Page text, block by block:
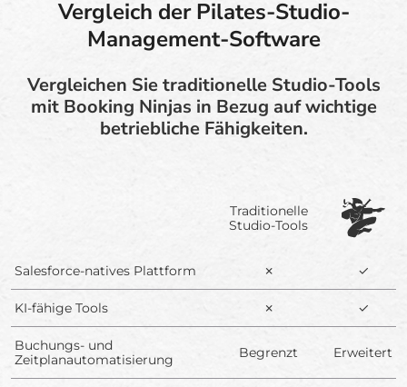
Vergleich der Pilates-Studio-
Management-Software
Vergleichen Sie traditionelle Studio-Tools
mit Booking Ninjas in Bezug auf wichtige
betriebliche Fähigkeiten.
Traditionelle
Studio-Tools
Salesforce-natives Plattform ✗ ✓
KI-fähige Tools ✗ ✓
Buchungs- und
Zeitplanautomatisierung
Begrenzt Erweitert